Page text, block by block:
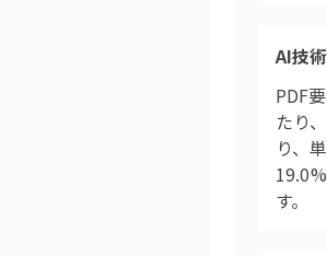
AI技
PDF
たり
り、
す。